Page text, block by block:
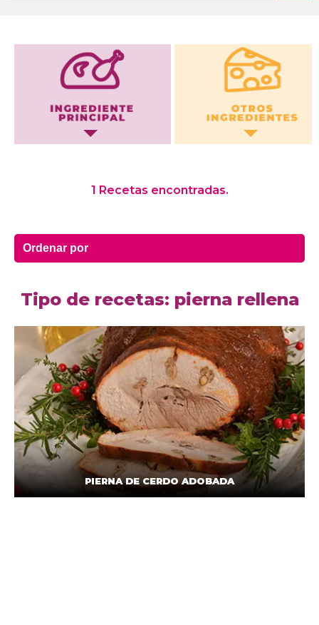
Otros Ingredientes
1 Recetas encontradas.
Tipo de recetas: pierna rellena
PIERNA DE CERDO ADOBADA